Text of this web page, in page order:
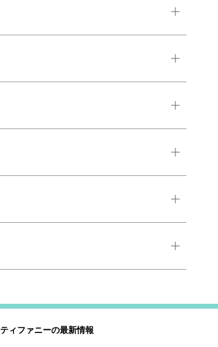
ティファニーの最新情報